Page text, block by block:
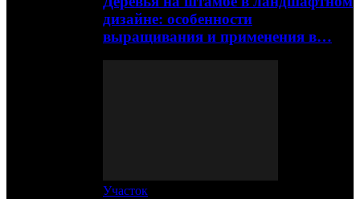
дизайне: особенности
выращивания и применения в…
Участок